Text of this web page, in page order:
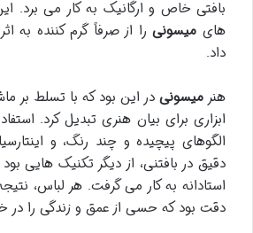
بافتی خاص و ارگانیک به کار می برد.
های میسونیرا از صرفاً گرم کننده به
داد.
هنرمیسونی در این بود که با تسلط بر
ابزاری برای بیان هنری تبدیل کرد.
الگوهای پیچیده و چند رنگ، و
دقیق در بافتنی، از دیگر تکنیک هایی
استادانه به کار می گرفت. هر لباس،
دقت بود که حسی از عمق و زندگی را در